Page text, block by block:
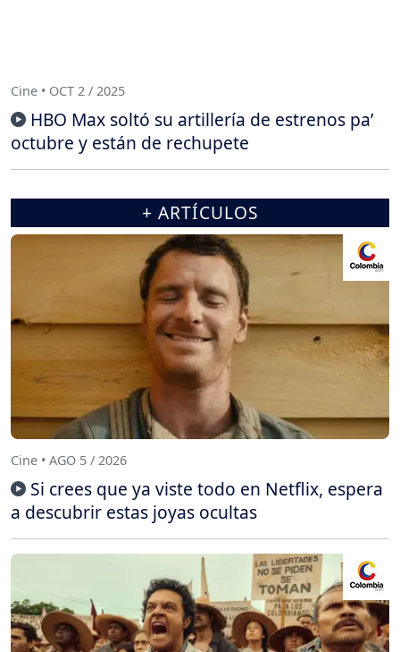
Cine • OCT 2 / 2025
HBO Max soltó su artillería de estrenos pa’
octubre y están de rechupete
+ ARTÍCULOS
Cine • AGO 5 / 2026
Si crees que ya viste todo en Netflix, espera
a descubrir estas joyas ocultas